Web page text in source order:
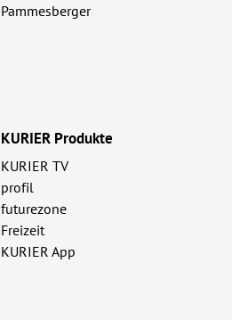
Pammesberger
KURIER Produkte
KURIER TV
profil
futurezone
Freizeit
KURIER App